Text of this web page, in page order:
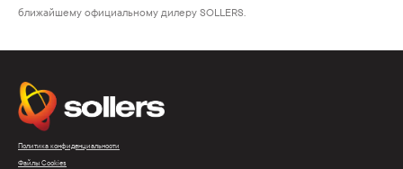
ближайшему официальному дилеру SOLLERS.
Политика конфиденциальности
Файлы Cookies